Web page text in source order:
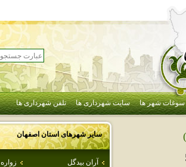
سوغات شهر ها سایت شهرداری ها تلفن شهرداری ها
سایر شهرهای استاناصفهان
آران بيدگل
زواره